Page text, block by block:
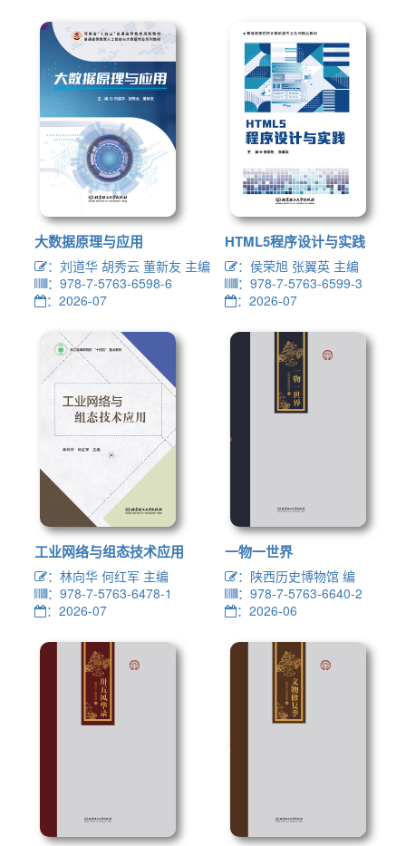
大数据原理与应用
：刘道华 胡秀云 董新友 主编
：978-7-5763-6598-6
：2026-07
HTML5程序设计与实践
：侯荣旭 张翼英 主编
：978-7-5763-6599-3
：2026-07
工业网络与组态技术应用
：林向华 何红军 主编
：978-7-5763-6478-1
：2026-07
一物一世界
：陕西历史博物馆 编
：978-7-5763-6640-2
：2026-06